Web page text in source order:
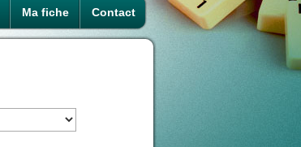
Ma fiche Contact